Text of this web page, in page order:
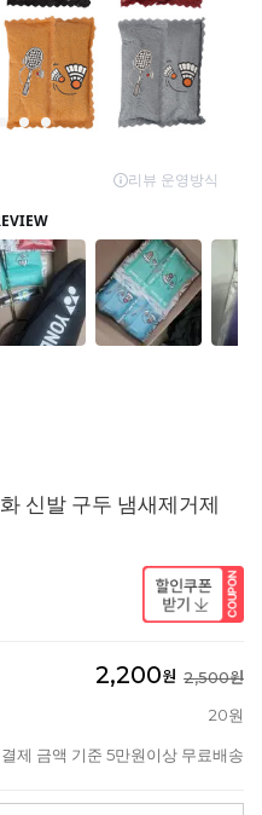
신발 구두 냄새제거제
2,200원 2,500원
20원
결제 금액 기준 5만원이상 무료배송